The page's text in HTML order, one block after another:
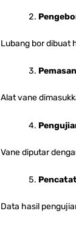
Lubang bor dibuat
Alat vane
Vane diputar
Data hasil